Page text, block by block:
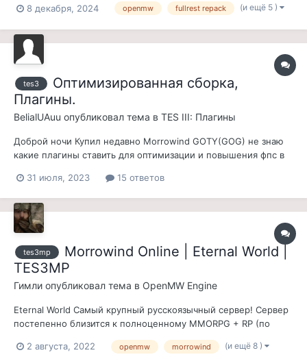
накладывается. В списке модов не смог найти какой
знает как это отключи...
8 декабря, 2024 openmw fullrest repack (и ещё 5 )
tes3
Оптимизированная сборка,
Плагины.
BelialUAuu опубликовал тема в TES III: Плагины
Доброй ночи Купил недавно Morrowind GOTY(GOG) не знаю
какие плагины ставить для оптимизации и повышения фпс в
уже готовую сборку для максимальной оптимизации и
которые не будут конфликтовать с модами установленными
после них. Так...
31 июля, 2023 15 ответов
tes3mp
Morrowind Online | Eternal World |
TES3MP
Гимли опубликовал тема в OpenMW Engine
Eternal World Самый крупный русскоязычный сервер! Сервер
постепенно близится к полноценному MMORPG + RP (по
дополнения - Bloodmoon и Tribunal. 2. Мод Tamriel Rebuilt —
2 августа, 2022 openmw morrowind (и ещё 8 )